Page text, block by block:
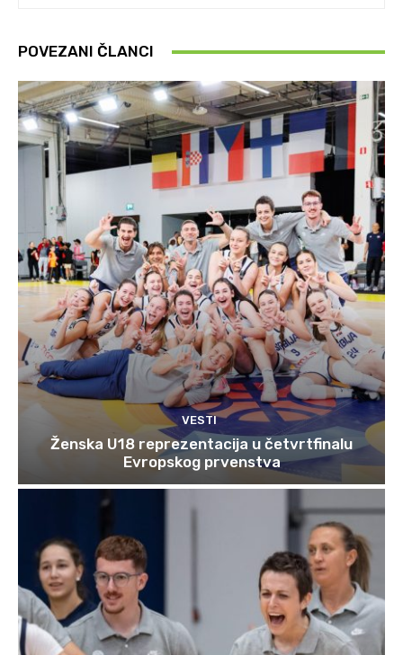
POVEZANI ČLANCI
VESTI
Ženska U18 reprezentacija u četvrtfinalu
Evropskog prvenstva